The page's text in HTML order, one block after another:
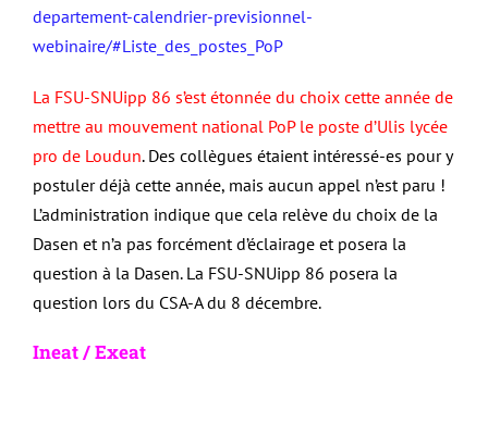
departement-calendrier-previsionnel-
webinaire/#Liste_des_postes_PoP
La FSU-SNUipp 86 s’est étonnée du choix cette année de
mettre au mouvement national PoP le poste d’Ulis lycée
pro de Loudun. Des collègues étaient intéressé-es pour y
postuler déjà cette année, mais aucun appel n’est paru !
L’administration indique que cela relève du choix de la
Dasen et n’a pas forcément d’éclairage et posera la
question à la Dasen. La FSU-SNUipp 86 posera la
question lors du CSA-A du 8 décembre.
Ineat / Exeat